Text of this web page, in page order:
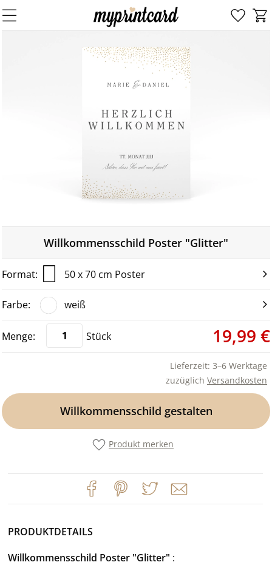
Willkommensschild Poster "Glitter"
50 x 70 cm Poster
weiß
Stück 19,99 €
Lieferzeit: 3–6 Werktage
zuzüglich Versandkosten
Willkommensschild gestalten
Produkt merken
PRODUKTDETAILS
Willkommensschild Poster "Glitter"